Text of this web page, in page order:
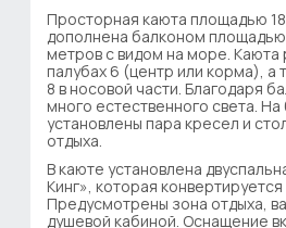
Просторная каюта площадью
дополнена балконом площадью
метров с видом на море. Каюта
палубах 6 (центр или корма), а
8 в носовой части. Благодаря
много естественного света. На
установлены пара кресел и
отдыха.
В каюте установлена
Кинг», которая
Предусмотрены зона отдыха,
душевой кабиной. Оснащение